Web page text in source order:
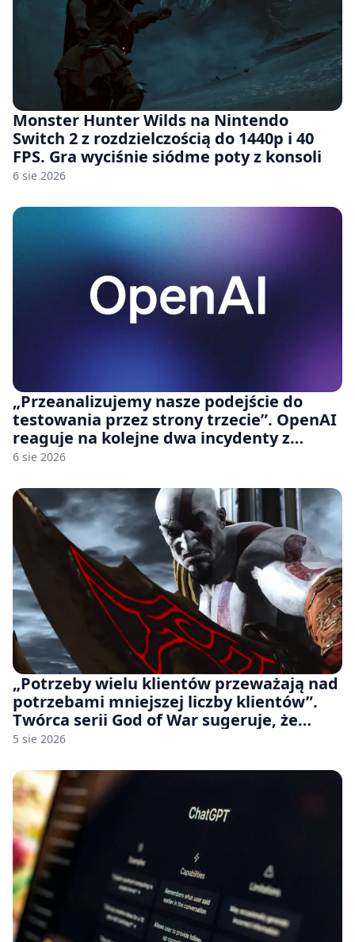
Monster Hunter Wilds na Nintendo
Switch 2 z rozdzielczością do 1440p i 40
FPS. Gra wyciśnie siódme poty z konsoli
6 sie 2026
„Przeanalizujemy nasze podejście do
testowania przez strony trzecie”. OpenAI
reaguje na kolejne dwa incydenty z
udziałem autorskich modeli
6 sie 2026
„Potrzeby wielu klientów przeważają nad
potrzebami mniejszej liczby klientów”.
Twórca serii God of War sugeruje, że
rozumie, dlaczego Sony rezygnuje z gier
5 sie 2026